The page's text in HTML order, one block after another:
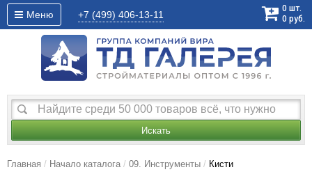
Меню +7 (499) 406-13-11
0 шт.
0 руб.
Искать
Главная Начало каталога 09. Инструменты Кисти